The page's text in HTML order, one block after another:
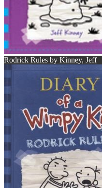
Rodrick Rules by Kinney, Jeff